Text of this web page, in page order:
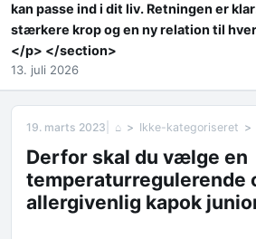
kan passe ind i dit liv. Retningen er
stærkere krop og en ny relation til
</p> </section>
13. juli 2026
19. marts 2023 ⌂ Ikke-kategoriseret
Derfor skal du vælge en
temperaturregulerende
allergivenlig kapok